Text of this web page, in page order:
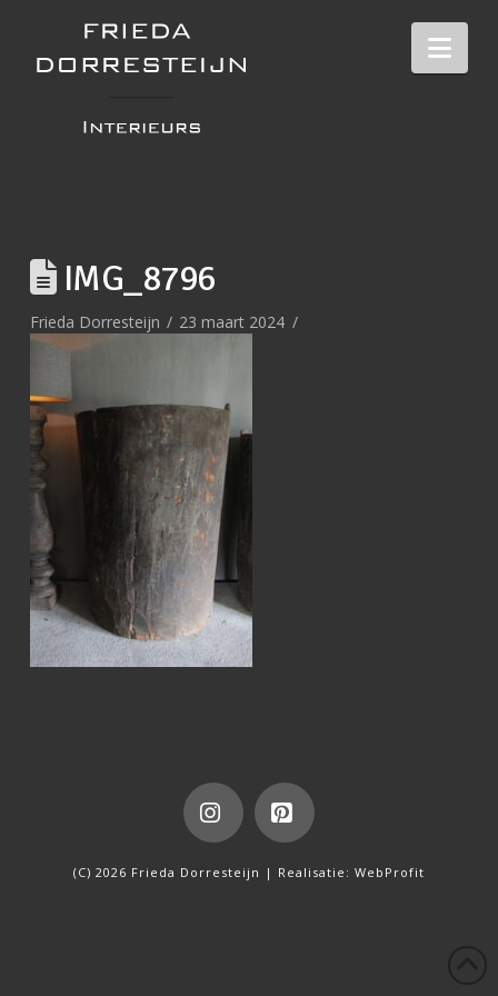
IMG_8796
Frieda Dorresteijn 23 maart 2024
InstagramPinterest
(C) 2026 Frieda Dorresteijn | Realisatie: WebProfit